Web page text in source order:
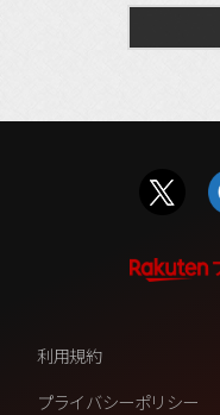
利用規約
プライバシーポリシー